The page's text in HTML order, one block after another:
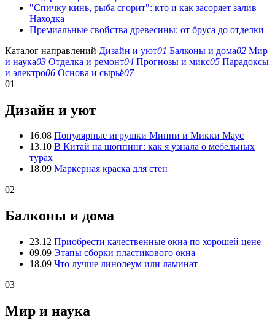
"Спичку кинь, рыба сгорит": кто и как засоряет залив
Находка
Премиальные свойства древесины: от бруса до отделки
Каталог направлений Дизайн и уют01 Балконы и дома02 Мир
и наука03 Отделка и ремонт04 Прогнозы и микс05 Парадоксы
и электро06 Основа и сырьё07
01
Дизайн и уют
16.08 Популярные игрушки Минни и Микки Маус
13.10 В Китай на шоппинг: как я узнала о мебельных
турах
18.09 Маркерная краска для стен
02
Балконы и дома
23.12 Приобрести качественные окна по хорошей цене
09.09 Этапы сборки пластикового окна
18.09 Что лучше линолеум или ламинат
03
Мир и наука